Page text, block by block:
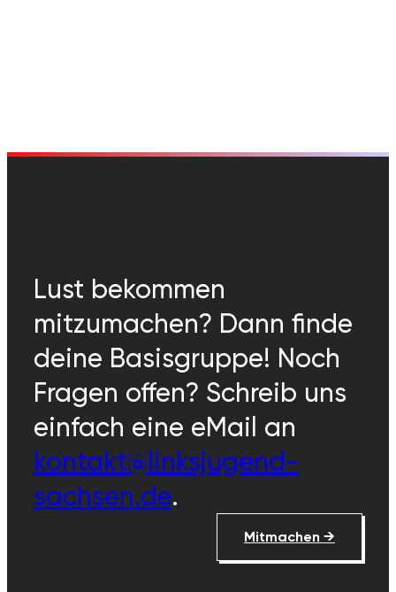
Lust bekommen
mitzumachen? Dann finde
deine Basisgruppe! Noch
Fragen offen? Schreib uns
einfach eine eMail an
kontakt@linksjugend-
sachsen.de.
Mitmachen →